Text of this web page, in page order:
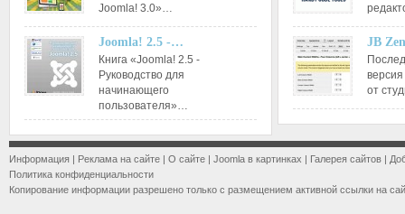
Joomla! 3.0»…
Joomla! 2.5 -…
Книга «Joomla! 2.5 -
Руководство для
начинающего
пользователя»…
JB
от
Информация | Реклама на сайте | О сайте | Joomla в картинках | Галерея сайтов |
Политика конфиденциальности
Копирование информации разрешено только с размещением активной ссылки на